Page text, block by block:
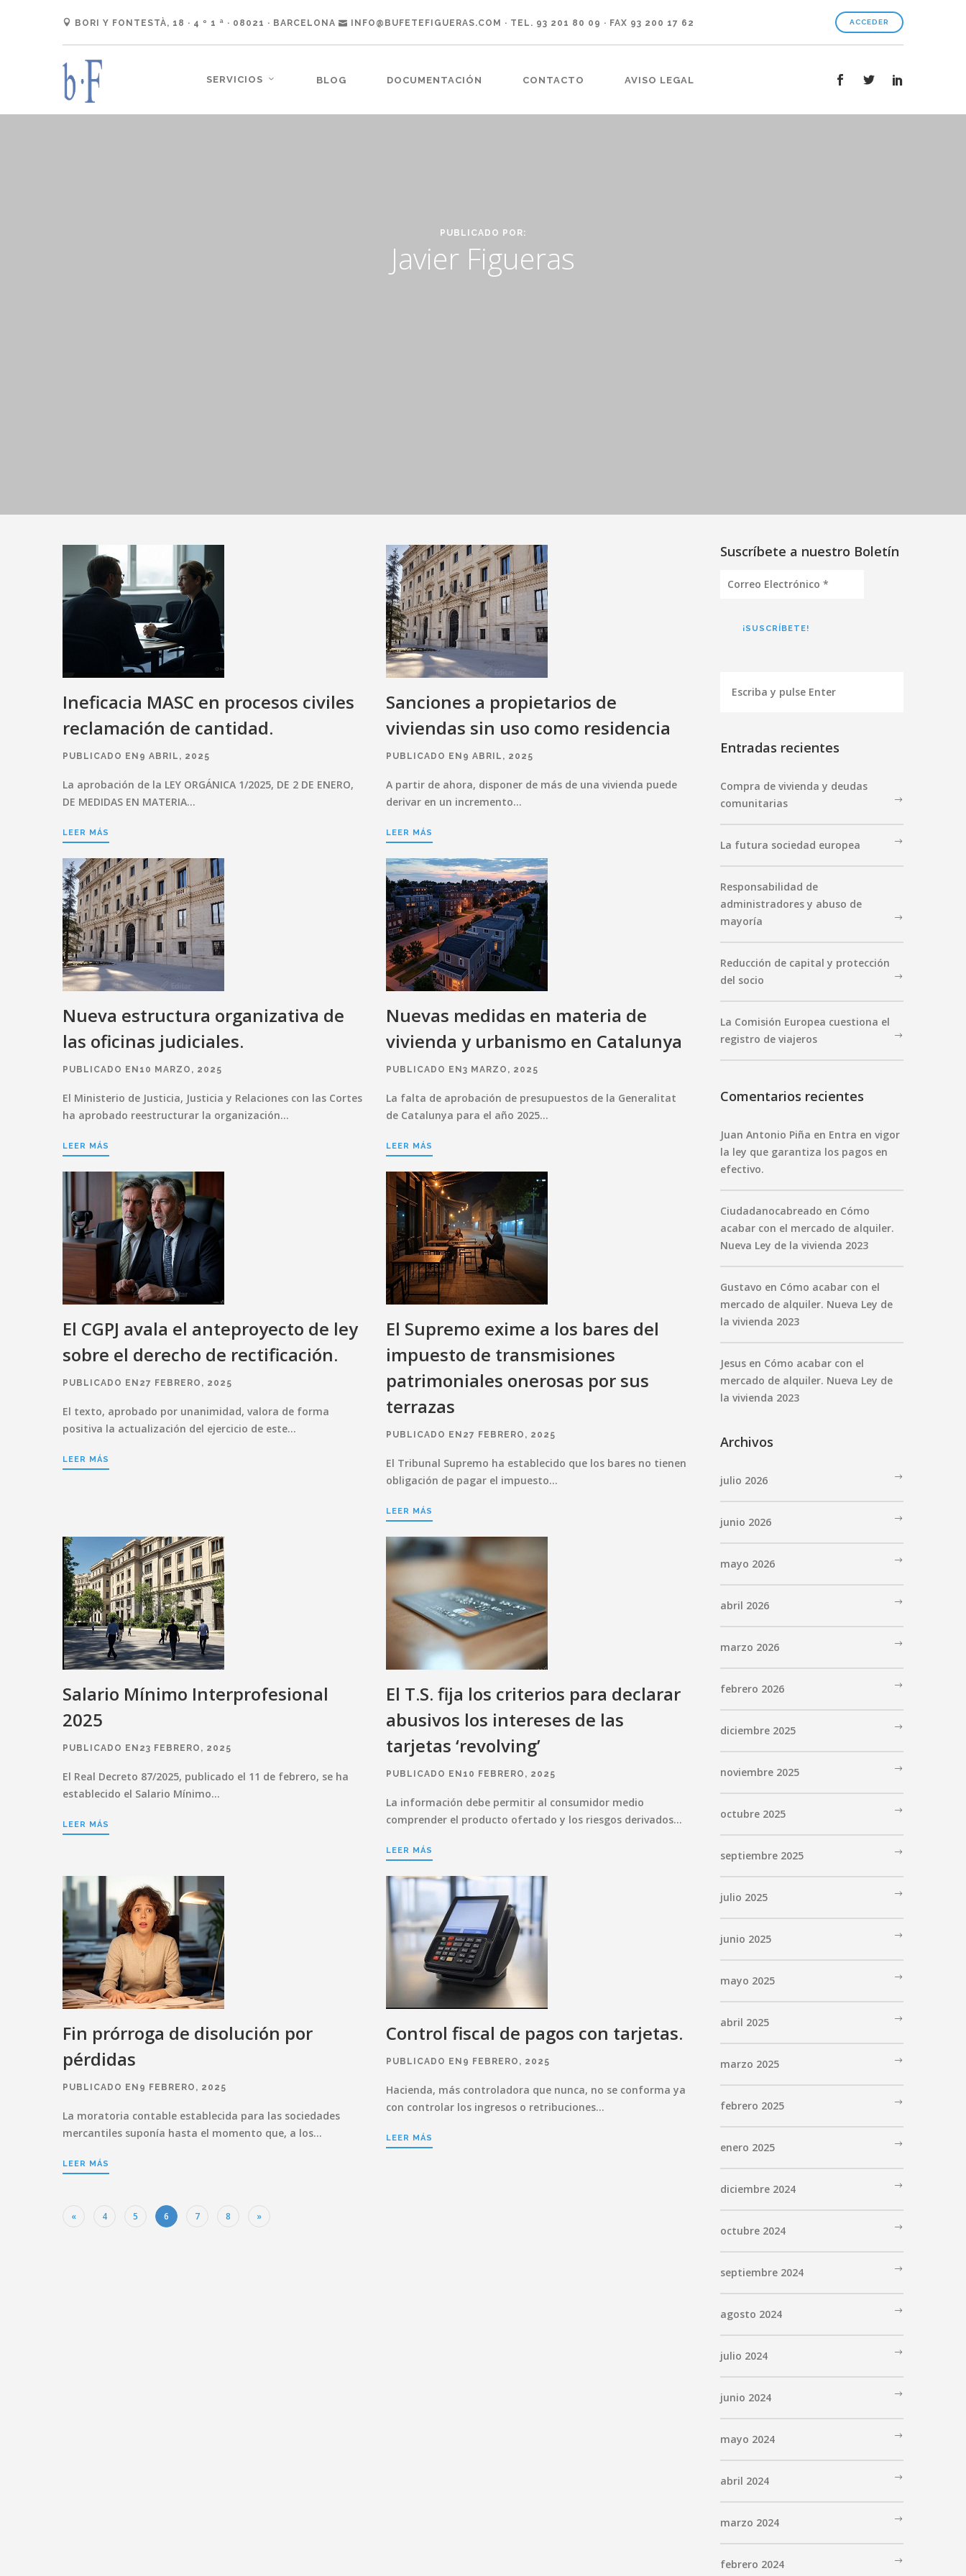
BORI Y FONTESTÀ, 18 · 4 º 1 ª · 08021 · BARCELONA INFO@BUFETEFIGUERAS.COM · TEL. 93 201 80 09 · FAX 93 200 17 62 ACCEDER
SERVICIOS BLOG DOCUMENTACIÓN CONTACTO AVISO LEGAL
PUBLICADO POR:
Javier Figueras
Ineficacia MASC en procesos civiles
reclamación de cantidad.
PUBLICADO EN9 ABRIL, 2025
La aprobación de la LEY ORGÁNICA 1/2025, DE 2 DE ENERO,
DE MEDIDAS EN MATERIA…
LEER MÁS
Sanciones a propietarios de
viviendas sin uso como residencia
PUBLICADO EN9 ABRIL, 2025
A partir de ahora, disponer de más de una vivienda puede
derivar en un incremento…
LEER MÁS
Nueva estructura organizativa de
las oficinas judiciales.
PUBLICADO EN10 MARZO, 2025
El Ministerio de Justicia, Justicia y Relaciones con las Cortes
ha aprobado reestructurar la organización…
LEER MÁS
Nuevas medidas en materia de
vivienda y urbanismo en Catalunya
PUBLICADO EN3 MARZO, 2025
La falta de aprobación de presupuestos de la Generalitat
de Catalunya para el año 2025…
LEER MÁS
El CGPJ avala el anteproyecto de ley
sobre el derecho de rectificación.
PUBLICADO EN27 FEBRERO, 2025
El texto, aprobado por unanimidad, valora de forma
positiva la actualización del ejercicio de este…
LEER MÁS
El Supremo exime a los bares del
impuesto de transmisiones
patrimoniales onerosas por sus
terrazas
PUBLICADO EN27 FEBRERO, 2025
El Tribunal Supremo ha establecido que los bares no tienen
obligación de pagar el impuesto…
LEER MÁS
Salario Mínimo Interprofesional
2025
PUBLICADO EN23 FEBRERO, 2025
El Real Decreto 87/2025, publicado el 11 de febrero, se ha
establecido el Salario Mínimo…
LEER MÁS
El T.S. fija los criterios para declarar
abusivos los intereses de las
tarjetas ‘revolving’
PUBLICADO EN10 FEBRERO, 2025
La información debe permitir al consumidor medio
comprender el producto ofertado y los riesgos derivados…
LEER MÁS
Fin prórroga de disolución por
pérdidas
PUBLICADO EN9 FEBRERO, 2025
La moratoria contable establecida para las sociedades
mercantiles suponía hasta el momento que, a los…
LEER MÁS
Control fiscal de pagos con tarjetas.
PUBLICADO EN9 FEBRERO, 2025
Hacienda, más controladora que nunca, no se conforma ya
con controlar los ingresos o retribuciones…
LEER MÁS
« 4 5 6 7 8 »
Suscríbete a nuestro Boletín
Electrónico
Entradas recientes
Compra de vivienda y deudas
comunitarias
La futura sociedad europea
Responsabilidad de
administradores y abuso de
mayoría
Reducción de capital y protección
del socio
La Comisión Europea cuestiona el
registro de viajeros
Comentarios recientes
Juan Antonio Piña en Entra en vigor
la ley que garantiza los pagos en
efectivo.
Ciudadanocabreado en Cómo
acabar con el mercado de alquiler.
Nueva Ley de la vivienda 2023
Gustavo en Cómo acabar con el
mercado de alquiler. Nueva Ley de
la vivienda 2023
Jesus en Cómo acabar con el
mercado de alquiler. Nueva Ley de
la vivienda 2023
Archivos
julio 2026
junio 2026
mayo 2026
abril 2026
marzo 2026
febrero 2026
diciembre 2025
noviembre 2025
octubre 2025
septiembre 2025
julio 2025
junio 2025
mayo 2025
abril 2025
marzo 2025
febrero 2025
enero 2025
diciembre 2024
octubre 2024
septiembre 2024
agosto 2024
julio 2024
junio 2024
mayo 2024
abril 2024
marzo 2024
febrero 2024